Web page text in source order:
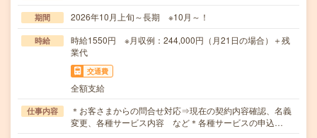
期間 2026年10月上旬～長期 ※10月～！
時給
時給1550円 ※月収例：244,000円（月21日の場合）＋残
業代
交通費
全額支給
仕事内容
＊お客さまからの問合せ対応⇒現在の契約内容確認、名義
変更、各種サービス内容 など＊各種サービスの申込…